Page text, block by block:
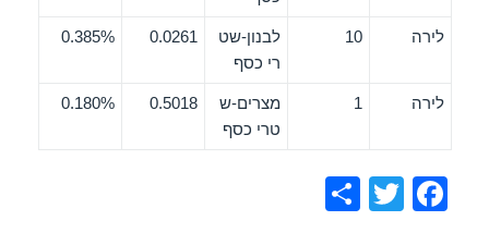
לירה 10
לבנון-שט
רי כסף
0.0261
0.385%
לירה 1
מצרים-ש
טרי כסף
0.5018
0.180%
F
T